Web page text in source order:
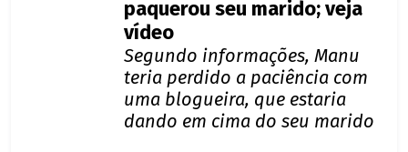
paquerou seu marido; veja
vídeo
Segundo informações, Manu
teria perdido a paciência com
uma blogueira, que estaria
dando em cima do seu marido